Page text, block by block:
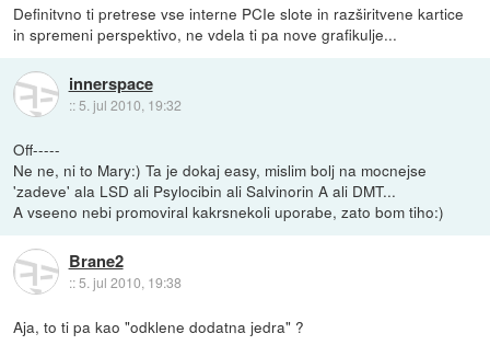
Definitvno ti pretrese vse interne PCIe slote in razširitvene kartice
in spremeni perspektivo, ne vdela ti pa nove grafikulje...
innerspace
:: 5. jul 2010, 19:32
Off-----
Ne ne, ni to Mary:) Ta je dokaj easy, mislim bolj na mocnejse
'zadeve' ala LSD ali Psylocibin ali Salvinorin A ali DMT...
A vseeno nebi promoviral kakrsnekoli uporabe, zato bom tiho:)
Brane2
::5. jul 2010, 19:38
Aja, to ti pa kao "odklene dodatna jedra" ?